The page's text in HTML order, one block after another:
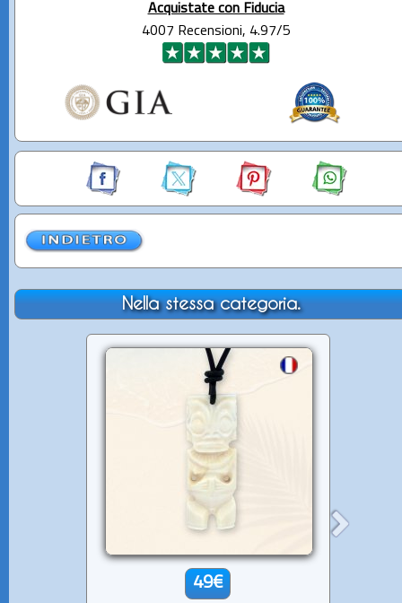
Acquistate con Fiducia
4007 Recensioni, 4.97/5
Nella stessa categoria.
49€